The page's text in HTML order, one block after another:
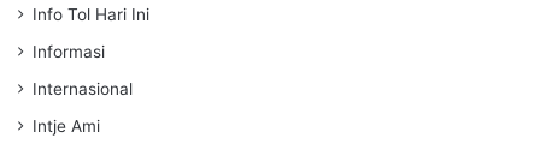
Info Tol Hari Ini
Informasi
Internasional
Intje Ami